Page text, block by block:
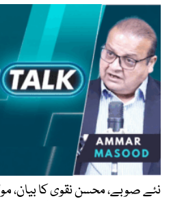
نئے صوبے، محسن نقوی کا بیان،